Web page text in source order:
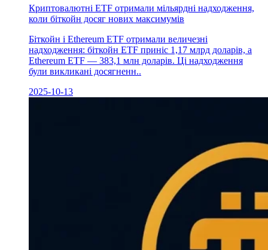
Криптовалютні ETF отримали мільярдні надходження,
коли біткойн досяг нових максимумів
Біткойн і Ethereum ETF отримали величезні
надходження: біткойн ETF приніс 1,17 млрд доларів, а
Ethereum ETF — 383,1 млн доларів. Ці надходження
були викликані досягненн..
2025-10-13